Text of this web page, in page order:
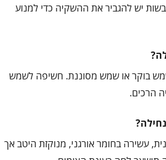
יש להגביר את ההשקיה כדי למנוע
בוקר או שמש מסוננת. חשיפה לשמש
הרכים.
עשירה בחומר אורגני, מנוקזת היטב אך